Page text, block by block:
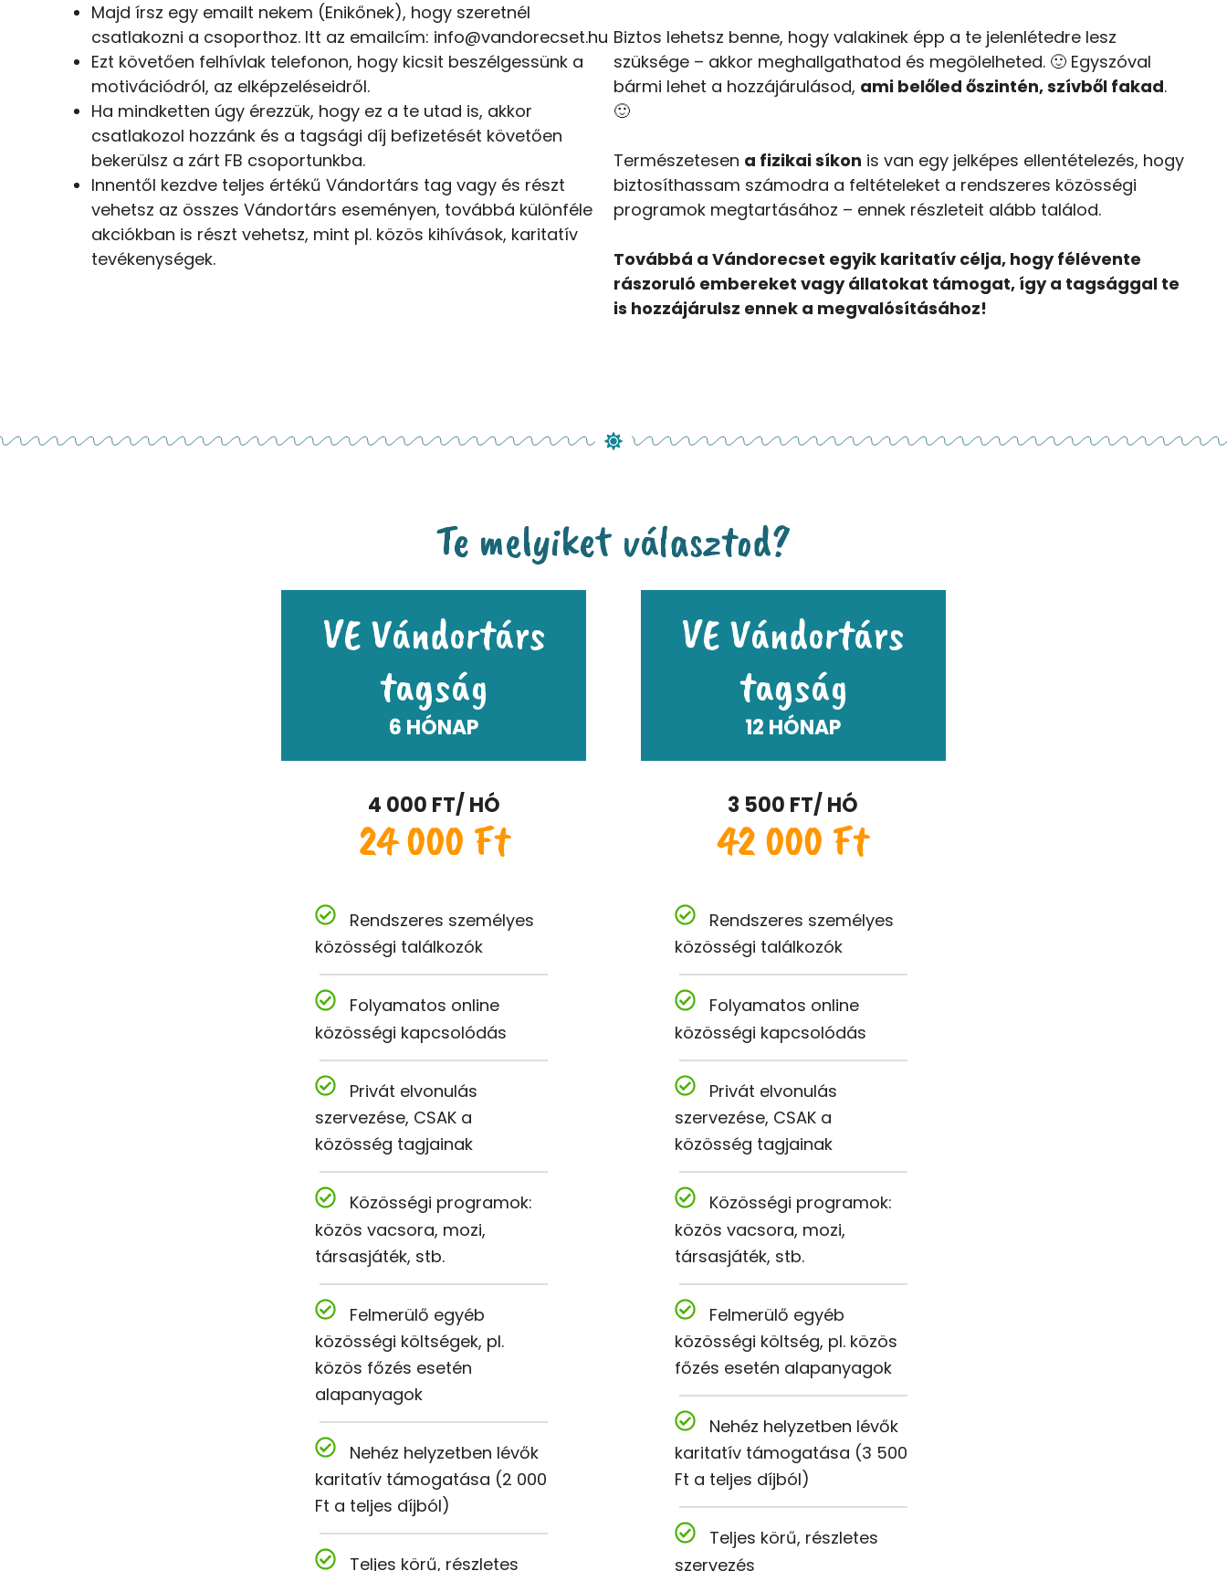
Majd írsz egy emailt nekem (Enikőnek), hogy szeretnél
csatlakozni a csoporthoz. Itt az emailcím: info@vandorecset.hu
Ezt követően felhívlak telefonon, hogy kicsit beszélgessünk a
motivációdról, az elképzeléseidről.
Ha mindketten úgy érezzük, hogy ez a te utad is, akkor
csatlakozol hozzánk és a tagsági díj befizetését követően
bekerülsz a zárt FB csoportunkba.
Innentől kezdve teljes értékű Vándortárs tag vagy és részt
vehetsz az összes Vándortárs eseményen, továbbá különféle
akciókban is részt vehetsz, mint pl. közös kihívások, karitatív
tevékenységek.
Biztos lehetsz benne, hogy valakinek épp a te jelenlétedre lesz
szüksége – akkor meghallgathatod és megölelheted. 🙂 Egyszóval
bármi lehet a hozzájárulásod, ami belőled őszintén, szívből fakad.
🙂
Természetesen a fizikai síkon is van egy jelképes ellentételezés, hogy
biztosíthassam számodra a feltételeket a rendszeres közösségi
programok megtartásához – ennek részleteit alább találod.
Továbbá a Vándorecset egyik karitatív célja, hogy félévente
rászoruló embereket vagy állatokat támogat, így a tagsággal te
is hozzájárulsz ennek a megvalósításához!
Te melyiket választod?
VE Vándortárs
tagság
6 HÓNAP
4 000 FT/ HÓ
24 000 Ft
Rendszeres személyes
közösségi találkozók
Folyamatos online
közösségi kapcsolódás
Privát elvonulás
szervezése, CSAK a
közösség tagjainak
Közösségi programok:
közös vacsora, mozi,
társasjáték, stb.
Felmerülő egyéb
közösségi költségek, pl.
közös főzés esetén
alapanyagok
Nehéz helyzetben lévők
karitatív támogatása (2 000
Ft a teljes díjból)
Teljes körű, részletes
VE Vándortárs
tagság
12 HÓNAP
3 500 FT/ HÓ
42 000 Ft
Rendszeres személyes
közösségi találkozók
Folyamatos online
közösségi kapcsolódás
Privát elvonulás
szervezése, CSAK a
közösség tagjainak
Közösségi programok:
közös vacsora, mozi,
társasjáték, stb.
Felmerülő egyéb
közösségi költség, pl. közös
főzés esetén alapanyagok
Nehéz helyzetben lévők
karitatív támogatása (3 500
Ft a teljes díjból)
Teljes körű, részletes
szervezés